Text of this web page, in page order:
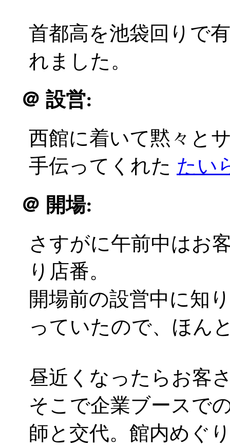
首都高を池袋回りで
れました。
＠ 設営:
西館に着いて黙々と
手伝ってくれた たい
＠ 開場:
さすがに午前中はお
り店番。
開場前の設営中に知
っていたので、ほん
昼近くなったらお客
そこで企業ブースで
師と交代。館内めぐ